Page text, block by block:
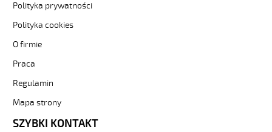
czarne-
numerowane-
-3-
82365
elastyczne.
OZ-
600
Polityka prywatności
Polityka cookies
O firmie
Praca
Regulamin
Mapa strony
SZYBKI KONTAKT